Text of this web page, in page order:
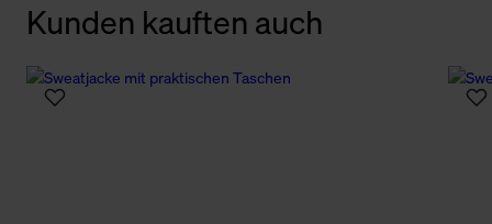
Kunden kauften auch